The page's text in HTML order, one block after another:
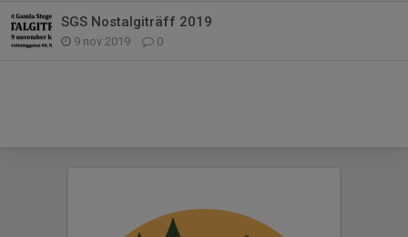
SGS Nostalgiträff 2019
9 nov 2019 0